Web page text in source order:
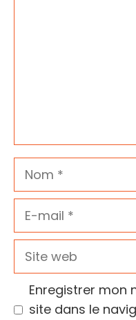
Nom
E-
Site
Enregistrer mon
site dans le